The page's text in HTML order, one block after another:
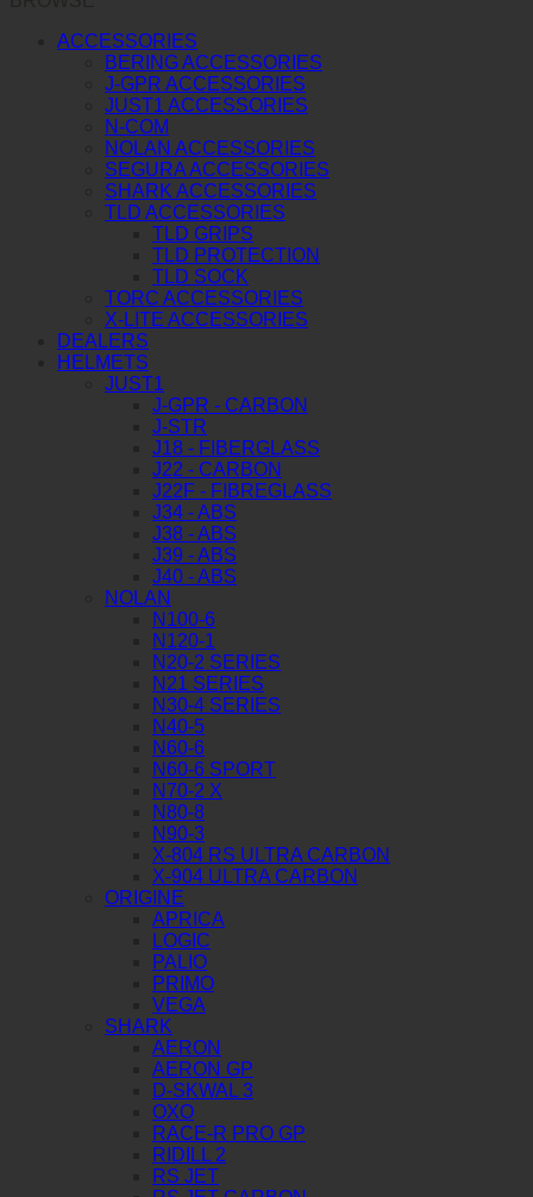
ACCESSORIES
BERING ACCESSORIES
J-GPR ACCESSORIES
JUST1 ACCESSORIES
N-COM
NOLAN ACCESSORIES
SEGURA ACCESSORIES
SHARK ACCESSORIES
TLD ACCESSORIES
TLD GRIPS
TLD PROTECTION
TLD SOCK
TORC ACCESSORIES
X-LITE ACCESSORIES
DEALERS
HELMETS
JUST1
J-GPR - CARBON
J-STR
J18 - FIBERGLASS
J22 - CARBON
J22F - FIBREGLASS
J34 - ABS
J38 - ABS
J39 - ABS
J40 - ABS
NOLAN
N100-6
N120-1
N20-2 SERIES
N21 SERIES
N30-4 SERIES
N40-5
N60-6
N60-6 SPORT
N70-2 X
N80-8
N90-3
X-804 RS ULTRA CARBON
X-904 ULTRA CARBON
ORIGINE
APRICA
LOGIC
PALIO
PRIMO
VEGA
SHARK
AERON
AERON GP
D-SKWAL 3
OXO
RACE-R PRO GP
RIDILL 2
RS JET